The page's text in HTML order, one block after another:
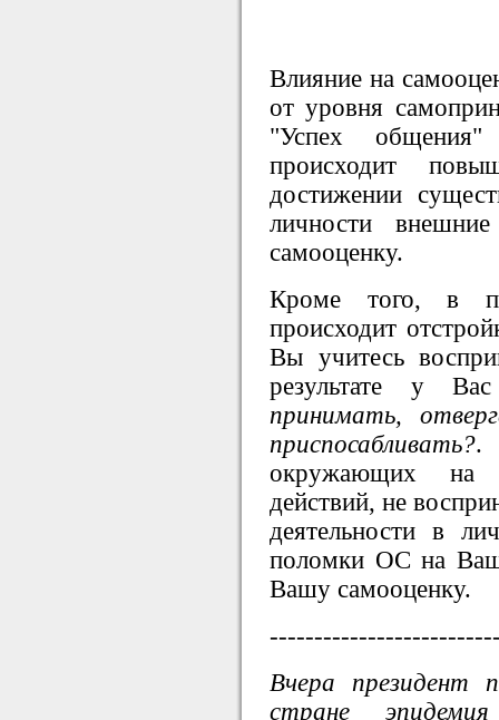
Влияние на
от уровня
"Успех общения"
происходит
достижении
личности
самооценку.
Кроме того, в
происходит
Вы учитесь
результате у
принимать,
приспосабливать?.
окружающих на
действий, не
деятельности в
поломки ОС на
Вашу самооценку.
Вчера президент
стране